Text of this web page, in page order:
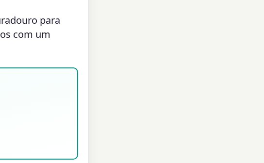
para
com um